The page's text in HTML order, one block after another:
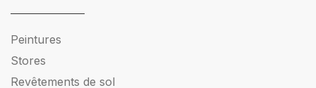
Peintures
Stores
Revêtements de sol